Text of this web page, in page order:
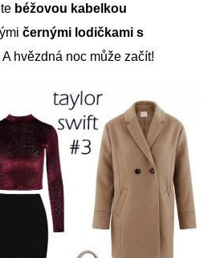
béžovou kabelkou
černými lodičkami s
hvězdná noc může začít!